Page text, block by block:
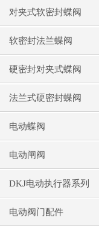
对夹式软密封蝶阀
软密封法兰蝶阀
硬密封对夹式蝶阀
法兰式硬密封蝶阀
电动蝶阀
电动闸阀
DKJ电动执行器系列
电动阀门配件